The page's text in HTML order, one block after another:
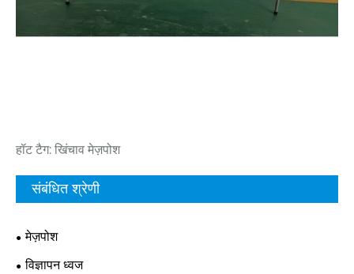
हॉट टैग: खिंचाव मेज़पोश
संबंधित श्रेणी
मेज़पोश
विज्ञापन ध्वज